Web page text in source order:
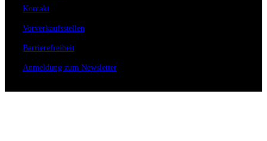
Kontakt
Vorverkaufsstellen
Barrierefreiheit
Anmeldung zum Newsletter